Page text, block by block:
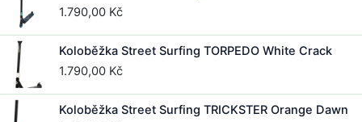
1.790,00 Kč
Koloběžka Street Surfing TORPEDO White Crack
1.790,00 Kč
Koloběžka Street Surfing TRICKSTER Orange Dawn